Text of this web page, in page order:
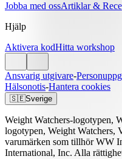
Jobba med ossArtiklar &
Hjälp
Aktivera kodHitta workshop
Ansvarig utgivare-
Hälsonotis-Hantera cookies
🇸🇪Sverige
Weight Watchers-logotypen,
logotypen, Weight Watchers,
varumärken som tillhör WW
International, Inc. Alla